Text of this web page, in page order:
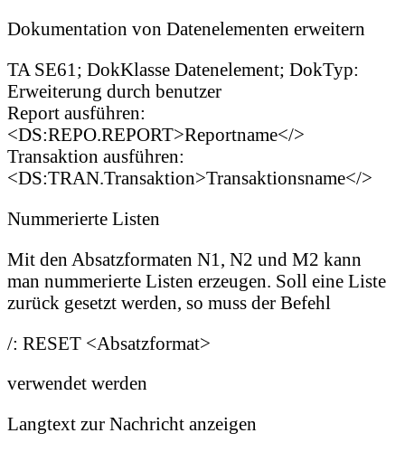
Dokumentation von Datenelementen erweitern
TA SE61; DokKlasse Datenelement; DokTyp:
Erweiterung durch benutzer
Report ausführen:
<DS:REPO.REPORT>Reportname</>
Transaktion ausführen:
<DS:TRAN.Transaktion>Transaktionsname</>
Nummerierte Listen
Mit den Absatzformaten N1, N2 und M2 kann
man nummerierte Listen erzeugen. Soll eine Liste
zurück gesetzt werden, so muss der Befehl
/: RESET <Absatzformat>
verwendet werden
Langtext zur Nachricht anzeigen